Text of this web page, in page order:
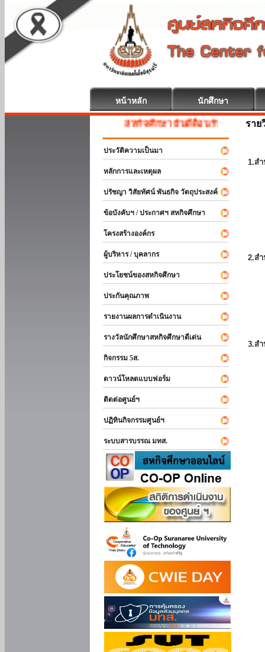
หน้าหลัก นักศึกษา
สหกิจศึกษา ยินดีต้อนรับ
ประวัติความเป็นมา
หลักการและเหตุผล
ปรัชญา วิสัยทัศน์ พันธกิจ วัตถุประสงค์
ข้อบังคับฯ / ประกาศฯ สหกิจศึกษา
โครงสร้างองค์กร
ผู้บริหาร / บุคลากร
ประโยชน์ของสหกิจศึกษา
ประกันคุณภาพ
รายงานผลการดำเนินงาน
รางวัลนักศึกษาสหกิจศึกษาดีเด่น
กิจกรรม 5ส.
ดาวน์โหลดแบบฟอร์ม
ติดต่อศูนย์ฯ
ปฏิทินกิจกรรมศูนย์ฯ
ระบบสารบรรณ มทส.
ราย
1.ส
2.ส
3.ส